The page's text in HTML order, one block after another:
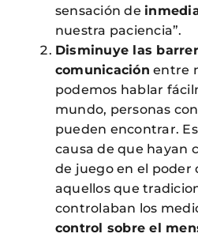
sensación de
nuestra paciencia”.
Disminuye las
comunicación entre
podemos hablar
mundo, personas
pueden encontrar.
causa de que hayan
de juego en el poder
aquellos que
controlaban los
control sobre el